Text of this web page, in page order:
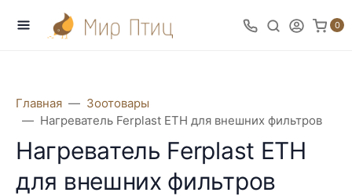
0
Главная
Зоотовары
Нагреватель Ferplast ETH для внешних фильтров
Нагреватель Ferplast ETH
для внешних фильтров